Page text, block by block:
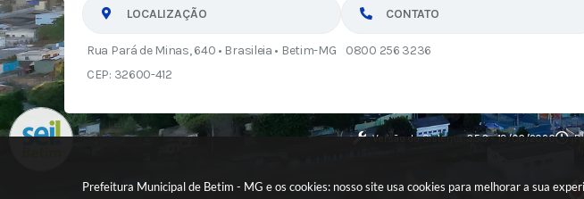
Prefeitura Municipal de Betim - MG e os cookies: nosso site usa cookies para melhorar a sua
LOCALIZAÇÃO
Rua Pará de Minas, 640 • Brasileia • Betim-MG
CEP: 32600-412
CONTATO
0800 256 3236
Versão do Sistema:3.5.3 - 19/06/2026